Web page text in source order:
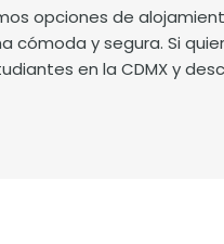
opciones de
cómoda y segura. Si
en la CDMX y